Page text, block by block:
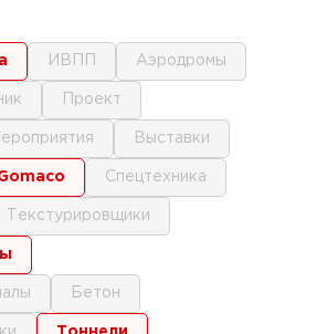
ИВПП аэродромы
проект
мероприятия выставки
gomaco спецтехника
текстурировщики
бетон